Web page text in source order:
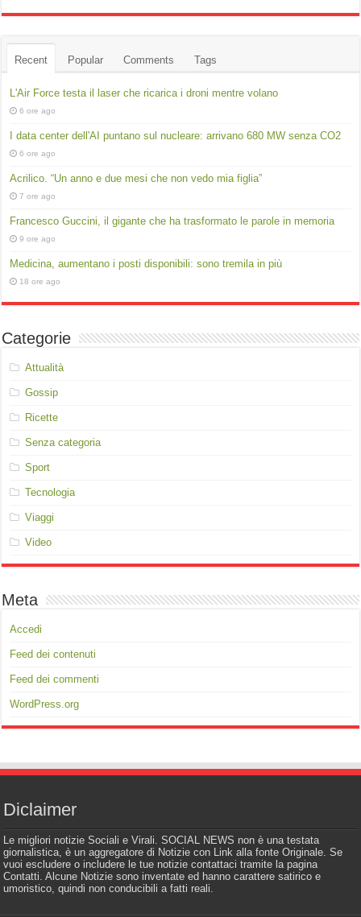
Recent Popular Comments Tags
L'Air Force testa il laser che ricarica i droni mentre volano
6 ore ago
I data center dell'AI puntano sul nucleare: arrivano 680 MW senza CO2
6 ore ago
Acrilico. “Un anno e due mesi che non vedo mia figlia”
7 ore ago
Francesco Guccini, il gigante che ha trasformato le parole in memoria
9 ore ago
Medicina, aumentano i posti disponibili: sono tremila in più
18 ore ago
Categorie
Attualità
Gossip
Ricette
Senza categoria
Sport
Tecnologia
Viaggi
Video
Meta
Accedi
Feed dei contenuti
Feed dei commenti
WordPress.org
Diclaimer
Le migliori notizie Sociali e Virali. SOCIAL NEWS non è una testata
giornalistica, è un aggregatore di Notizie con Link alla fonte Originale. Se
vuoi escludere o includere le tue notizie contattaci tramite la pagina
Contatti. Alcune Notizie sono inventate ed hanno carattere satirico e
umoristico, quindi non conducibili a fatti reali.